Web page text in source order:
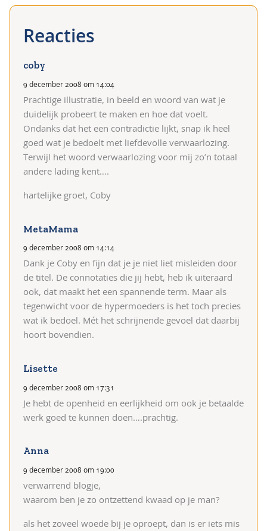
coby
9 december 2008 om 14:04
Prachtige illustratie, in beeld en woord van wat je
duidelijk probeert te maken en hoe dat voelt.
Ondanks dat het een contradictie lijkt, snap ik heel
goed wat je bedoelt met liefdevolle verwaarlozing.
Terwijl het woord verwaarlozing voor mij zo’n totaal
andere lading kent….
hartelijke groet, Coby
MetaMama
9 december 2008 om 14:14
Dank je Coby en fijn dat je je niet liet misleiden door
de titel. De connotaties die jij hebt, heb ik uiteraard
ook, dat maakt het een spannende term. Maar als
tegenwicht voor de hypermoeders is het toch precies
wat ik bedoel. Mét het schrijnende gevoel dat daarbij
hoort bovendien.
Lisette
9 december 2008 om 17:31
Je hebt de openheid en eerlijkheid om ook je betaalde
werk goed te kunnen doen….prachtig.
Anna
9 december 2008 om 19:00
verwarrend blogje,
waarom ben je zo ontzettend kwaad op je man?
als het zoveel woede bij je oproept, dan is er iets mis